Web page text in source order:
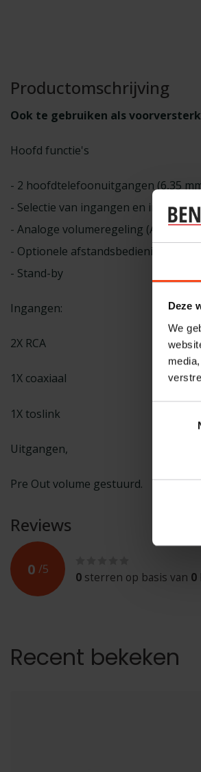
Deze
We
Productomschrijving
Ook te gebruiken als
Hoofd functie's
- 2 hoofdtelefoonuitgangen (6,35
- Selectie van ingangen en
- Analoge volumeregeling (ALPS-
- Optionele afstandsbediening
- Stand-by
Ingangen:
2X RCA
1X coaxiaal
1X toslink
Uitgangen,
Pre Out volume gestuurd.
Reviews
0 /5
0 sterren op basis van 0
Recent bekeken